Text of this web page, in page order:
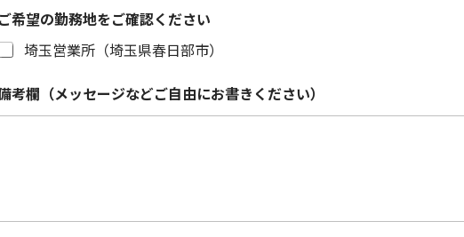
ご希望の勤務地をご確認ください
埼玉営業所（埼玉県春日部市）
考欄（メッセージなどご自由にお書きください）